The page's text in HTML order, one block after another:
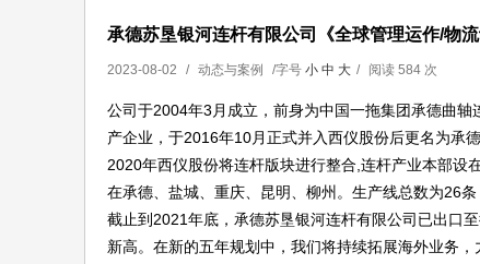
承德苏垦银河连杆有限公司《全球管理运作/物流
2023-08-02 / 动态与案例 /字号 小 中 大 / 阅读 584 次
公司于2004年3月成立，前身为中国一拖集团承德曲
产企业，于2016年10月正式并入西仪股份后更名为承
2020年西仪股份将连杆版块进行整合,连杆产业本部设
在承德、盐城、重庆、昆明、柳州。生产线总数为26条
截止到2021年底，承德苏垦银河连杆有限公司已出口
新高。在新的五年规划中，我们将持续拓展海外业务